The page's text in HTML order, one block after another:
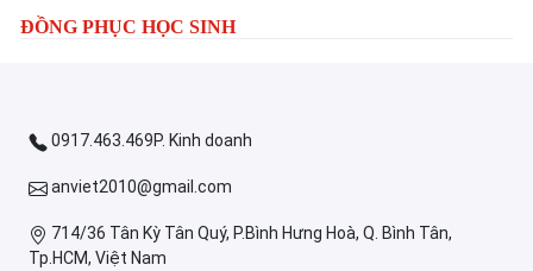
ĐỒNG PHỤC HỌC SINH
0917.463.469P. Kinh doanh
anviet2010@gmail.com
714/36 Tân Kỳ Tân Quý, P.Bình Hưng Hoà, Q. Bình Tân,
Tp.HCM, Việt Nam